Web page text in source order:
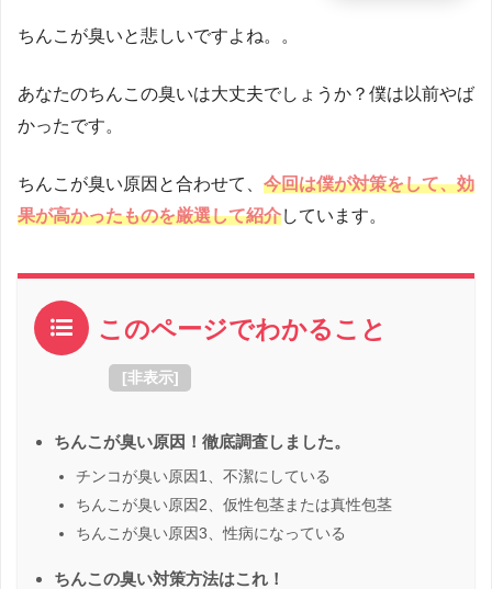
ちんこが臭いと悲しいですよね。。
あなたのちんこの臭いは大丈夫でしょうか？僕は以前やば
かったです。
ちんこが臭い原因と合わせて、 今回は僕が対策をして、効
果が高かったものを厳選して紹介しています。
このページでわかること
[非表示]
ちんこが臭い原因！徹底調査しました。
チンコが臭い原因1、不潔にしている
ちんこが臭い原因2、仮性包茎または真性包茎
ちんこが臭い原因3、性病になっている
ちんこの臭い対策方法はこれ！